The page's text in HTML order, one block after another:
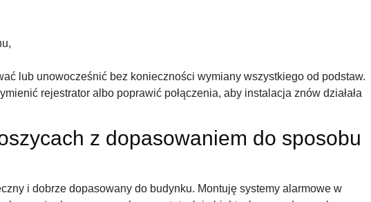
lub unowocześnić bez konieczności wymiany wszystkiego od podstaw.
rejestrator albo poprawić połączenia, aby instalacja znów działała
z dopasowaniem do sposobu
i dobrze dopasowany do budynku. Montuję systemy alarmowe w